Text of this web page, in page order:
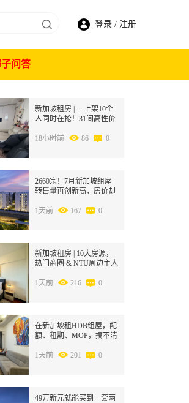
登录 / 注册
问答
新加坡租房 | 一上架10个
人同时在抢！31间高性价
无！
18小时前 86 0
2660宗！7月新加坡组屋
转售量再创新高，房价却
1天前
167 0
新加坡租房 | 10大房源，
热门商圈 & NTU周边主人
1天前
216 0
在新加坡租HDB组屋，配
额、租期、MOP，搞不清
1天前
201 0
49万新元就能买到一套两